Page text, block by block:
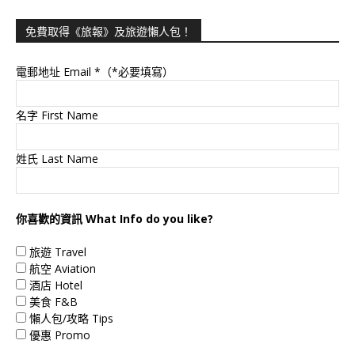
免費取得《旅報》及旅遊懶人包！
電郵地址 Email *（*必要填寫）
名字 First Name
姓氏 Last Name
你喜歡的資訊 What Info do you like?
旅遊 Travel
航空 Aviation
酒店 Hotel
美食 F&B
懶人包/攻略 Tips
優惠 Promo